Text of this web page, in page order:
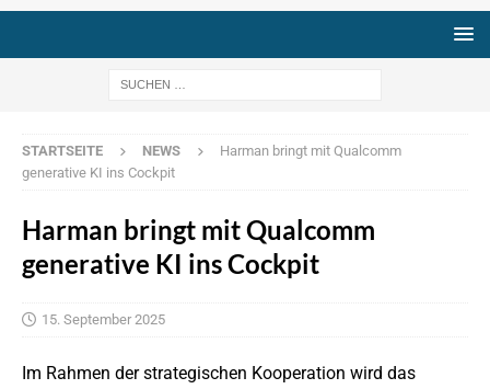
STARTSEITE NEWS
Harman bringt mit Qualcomm
generative KI ins Cockpit
Harman bringt mit Qualcomm
generative KI ins Cockpit
15. September 2025
Im Rahmen der strategischen Kooperation wird das